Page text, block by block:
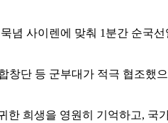
사이렌에 맞춰 1분간 순국
단 등 군부대가 적극 협조했
희생을 영원히 기억하고,